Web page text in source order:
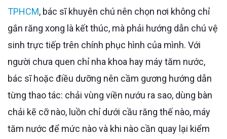
TPHCM, bác sĩ khuyên chú nên chọn nơi không chỉ
gắn răng xong là kết thúc, mà phải hướng dẫn chú vệ
sinh trực tiếp trên chính phục hình của mình. Với
người chưa quen chỉ nha khoa hay máy tăm nước,
bác sĩ hoặc điều dưỡng nên cầm gương hướng dẫn
từng thao tác: chải vùng viền nướu ra sao, dùng bàn
chải kẽ cỡ nào, luồn chỉ dưới cầu răng thế nào, máy
tăm nước để mức nào và khi nào cần quay lại kiểm